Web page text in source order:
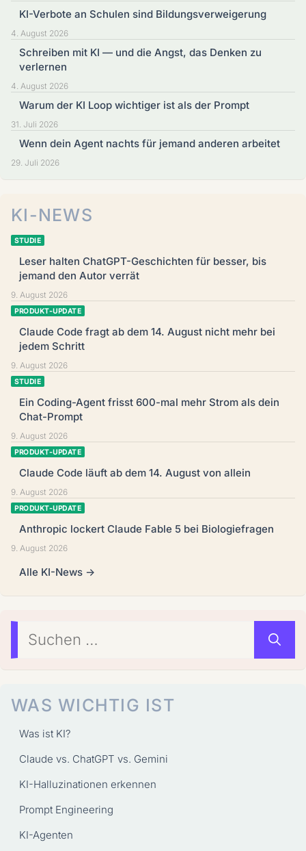
KI-Verbote an Schulen sind Bildungsverweigerung
4. August 2026
Schreiben mit KI — und die Angst, das Denken zu
verlernen
4. August 2026
Warum der KI Loop wichtiger ist als der Prompt
31. Juli 2026
Wenn dein Agent nachts für jemand anderen arbeitet
29. Juli 2026
KI-NEWS
STUDIE
Leser halten ChatGPT-Geschichten für besser, bis
jemand den Autor verrät
9. August 2026
PRODUKT-UPDATE
Claude Code fragt ab dem 14. August nicht mehr bei
jedem Schritt
9. August 2026
STUDIE
Ein Coding-Agent frisst 600-mal mehr Strom als dein
Chat-Prompt
9. August 2026
PRODUKT-UPDATE
Claude Code läuft ab dem 14. August von allein
9. August 2026
PRODUKT-UPDATE
Anthropic lockert Claude Fable 5 bei Biologiefragen
9. August 2026
Alle KI-News →
Suchen
nach:
WAS WICHTIG IST
Was ist KI?
Claude vs. ChatGPT vs. Gemini
KI-Halluzinationen erkennen
Prompt Engineering
KI-Agenten